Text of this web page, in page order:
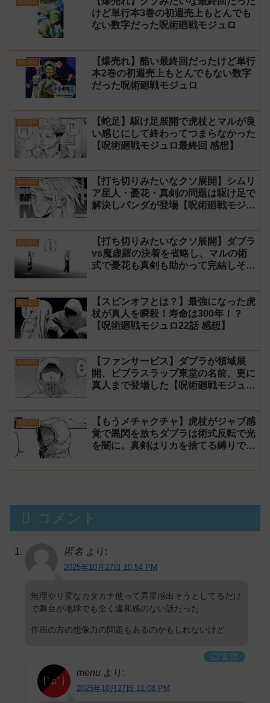
呪術廻戦
けど単行本3巻の初週売上もとんでも
ない数字だった呪術廻戦モジュロ
呪術廻戦
【爆売れ】酷い最終回だったけど単行
本2巻の初週売上もとんでもない数字
だった呪術廻戦モジュロ
呪術廻戦
【蛇足】駆け足展開で虎杖とマルが良
い感じにして終わってつまらなかった
【呪術廻戦モジュロ最終回 感想】
呪術廻戦
【打ち切りみたいなクソ展開】シムリ
ア星人・憂花・真剣の問題は駆け足で
解決しパンダが登場【呪術廻戦モジュ
呪術廻戦
【打ち切りみたいなクソ展開】ダブラ
vs魔虚羅の決着を省略し、マルの術
式で憂花も真剣も助かって完結しそう
呪術廻戦
【スピンオフとは？】最強になった虎
杖が真人を瞬殺！寿命は300年！？
【呪術廻戦モジュロ22話 感想】
呪術廻戦
【ファンサービス】ダブラが領域展
開、ビブラスラップ東堂の名前、更に
真人まで登場した【呪術廻戦モジュロ
呪術廻戦
【もうメチャクチャ】虎杖がジャブ感
覚で黒閃を放ちダブラは術式反転で光
を闇に。真剣はリカを捨てる縛りでマ
想】
コメント
匿名 より:
2025年10月27日 10:54 PM
無理やり変なカタカナ使って異星感出そうとしてるだけ
で舞台が地球でも全く違和感のない話だった
作画の方の想像力の問題もあるのかもしれないけど
返信
menu より:
2025年10月27日 11:08 PM